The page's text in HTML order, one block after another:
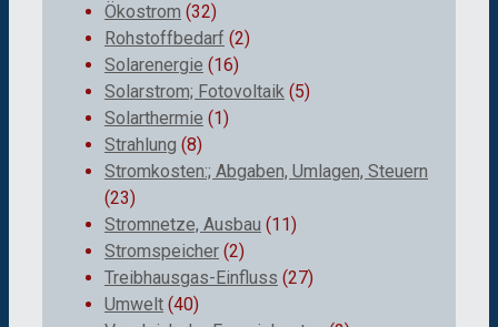
Ökostrom (32)
Rohstoffbedarf (2)
Solarenergie (16)
Solarstrom; Fotovoltaik (5)
Solarthermie (1)
Strahlung (8)
Stromkosten:; Abgaben, Umlagen, Steuern
(23)
Stromnetze, Ausbau (11)
Stromspeicher (2)
Treibhausgas-Einfluss (27)
Umwelt (40)